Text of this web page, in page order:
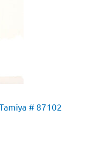
# 87102